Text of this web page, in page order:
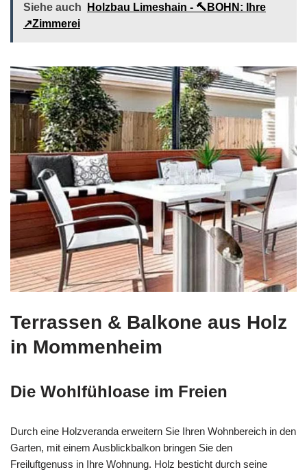
Siehe auch
Holzbau Limeshain - 🔨BOHN: Ihre
↗️Zimmerei
Terrassen & Balkone aus Holz
in Mommenheim
Die Wohlfühloase im Freien
Durch eine Holzveranda erweitern Sie Ihren Wohnbereich in den
Garten, mit einem Ausblickbalkon bringen Sie den
Freiluftgenuss in Ihre Wohnung. Holz besticht durch seine